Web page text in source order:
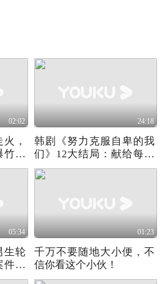
02:02
，
竹忽
24:18
韩剧《努力克服自卑的我
们》12大结局：献给每一
个曾经自卑的你
05:34
生轮
件改
01:23
千万不要随地大小便，不
信你看这个小伙！